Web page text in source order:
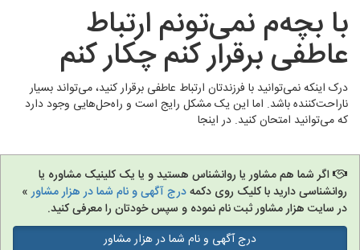
گروه روانشناسی
با بچه‌م نمی‌تونم ارتباط
عاطفی برقرار کنم چکار کنم
درک اینکه نمی‌توانید با فرزندتان ارتباط عاطفی برقرار کنید، می‌تواند بسیار
ناراحت‌کننده باشد. اما این یک مشکل رایج است و راه‌حل‌هایی وجود دارد
که می‌توانید امتحان کنید. در اینجا
اگر شما هم مشاور یا روانشناس هستید و یا یک کلینیک مشاوره یا
روانشناسی دارید با کلیک روی دکمهدرج آگهی و نام شما در هزار مشاور»
در سایت هزار مشاور ثبت نام نموده و سپس خودتان را معرفی کنید.
درج آگهی و نام شما در هزار مشاور